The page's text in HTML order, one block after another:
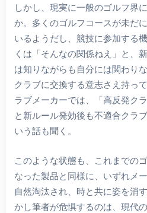
しかし、現実に一般のゴルフ界
か。多くのゴルフコースが未だ
いるようだし、競技に参加する
くは「そんなの関係ねえ」と、
は知りながらも自分には関わり
クラブに交換する意志さえ持っ
ラブメーカーでは、「高反発ク
と新ルール発効後も不適合クラ
いう話も聞く。
このような状態も、これまでの
なった製品と同様に、いずれメ
自然淘汰され、時と共に姿を消
かし筆者が危惧するのは、現代